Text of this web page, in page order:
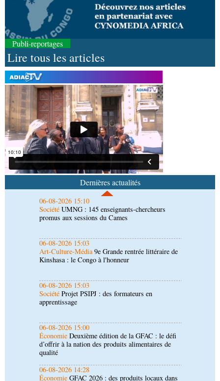
Publi-reportages
Lire tous les articles
Dernières actualités
06-08-2026 16:37
SociétéDiaspora : rencontre des Congolais de
l'étranger à Brazzaville
06-08-2026 15:29
ÉconomieAgriculture : Denis Sassou N'Guesso
lance la deuxième édition de la Grande foire
agricole du Congo
06-08-2026 15:10
UMNG : 145 enseignants-chercheurs
promus aux sessions du Cames
06-08-2026 15:03
Art-Culture-Média9e Grande rentrée littéraire de
Kinshasa : le Congo à l'honneur
06-08-2026 15:03
SociétéProjet PSIPJ : des formateurs en
apprentissage
06-08-2026 15:00
ÉconomieDeuxième édition de la GFAC : le défi
d’offrir à la nation des produits alimentaires de
06-08-2026 14:28
Économie GFAC 2026 : des produits locaux dans
les stands, des surgelés dans les assiettes
06-08-2026 14:17
SociétéÉpidémie d'Ebola : le gouvernement